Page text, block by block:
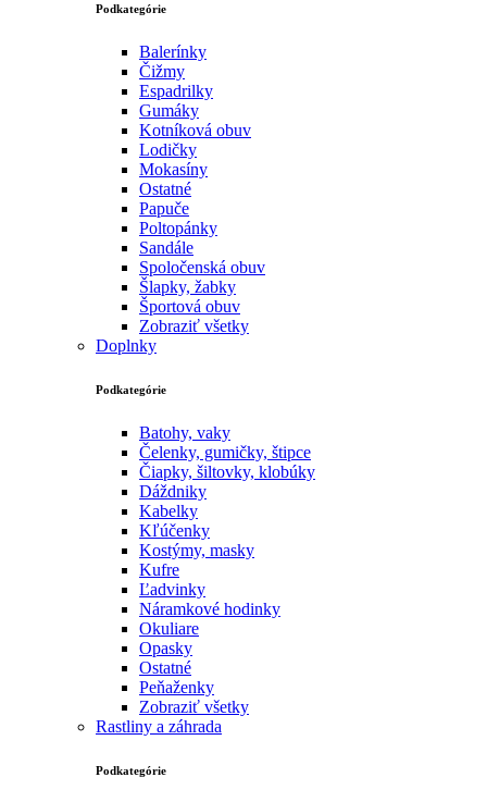
Podkategórie
Balerínky
Čižmy
Espadrilky
Gumáky
Kotníková obuv
Lodičky
Mokasíny
Ostatné
Papuče
Poltopánky
Sandále
Spoločenská obuv
Šlapky, žabky
Športová obuv
Zobraziť všetky
Doplnky
Podkategórie
Batohy, vaky
Čelenky, gumičky, štipce
Čiapky, šiltovky, klobúky
Dáždniky
Kabelky
Kľúčenky
Kostýmy, masky
Kufre
Ľadvinky
Náramkové hodinky
Okuliare
Opasky
Ostatné
Peňaženky
Zobraziť všetky
Rastliny a záhrada
Podkategórie